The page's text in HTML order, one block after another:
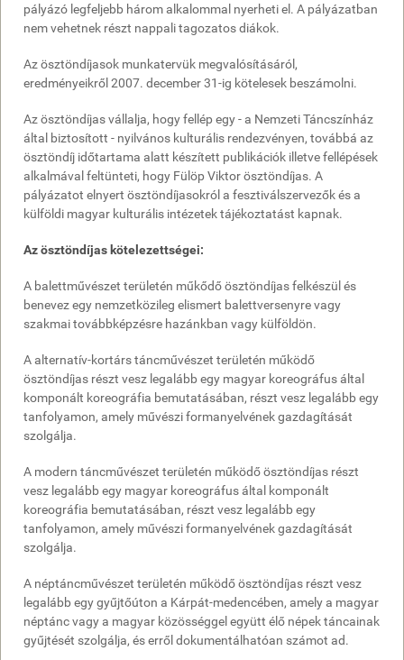
pályázó legfeljebb három alkalommal nyerheti el. A pályázatban
nem vehetnek részt nappali tagozatos diákok.
Az ösztöndíjasok munkatervük megvalósításáról,
eredményeikről 2007. december 31-ig kötelesek beszámolni.
Az ösztöndíjas vállalja, hogy fellép egy - a Nemzeti Táncszínház
által biztosított - nyilvános kulturális rendezvényen, továbbá az
ösztöndíj időtartama alatt készített publikációk illetve fellépések
alkalmával feltünteti, hogy Fülöp Viktor ösztöndíjas. A
pályázatot elnyert ösztöndíjasokról a fesztiválszervezők és a
külföldi magyar kulturális intézetek tájékoztatást kapnak.
Az ösztöndíjas kötelezettségei:
A balettművészet területén műkődő ösztöndíjas felkészül és
benevez egy nemzetközileg elismert balettversenyre vagy
szakmai továbbképzésre hazánkban vagy külföldön.
A alternatív-kortárs táncművészet területén működő
ösztöndíjas részt vesz legalább egy magyar koreográfus által
komponált koreográfia bemutatásában, részt vesz legalább egy
tanfolyamon, amely művészi formanyelvének gazdagítását
szolgálja.
A modern táncművészet területén működő ösztöndíjas részt
vesz legalább egy magyar koreográfus által komponált
koreográfia bemutatásában, részt vesz legalább egy
tanfolyamon, amely művészi formanyelvének gazdagítását
szolgálja.
A néptáncművészet területén működő ösztöndíjas részt vesz
legalább egy gyűjtőúton a Kárpát-medencében, amely a magyar
néptánc vagy a magyar közösséggel együtt élő népek táncainak
gyűjtését szolgálja, és erről dokumentálhatóan számot ad.